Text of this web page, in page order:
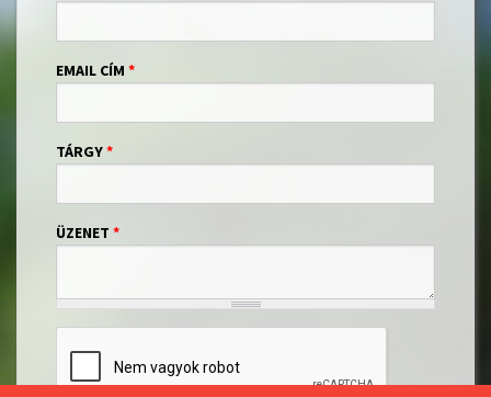
EMAIL CÍM *
TÁRGY*
ÜZENET *